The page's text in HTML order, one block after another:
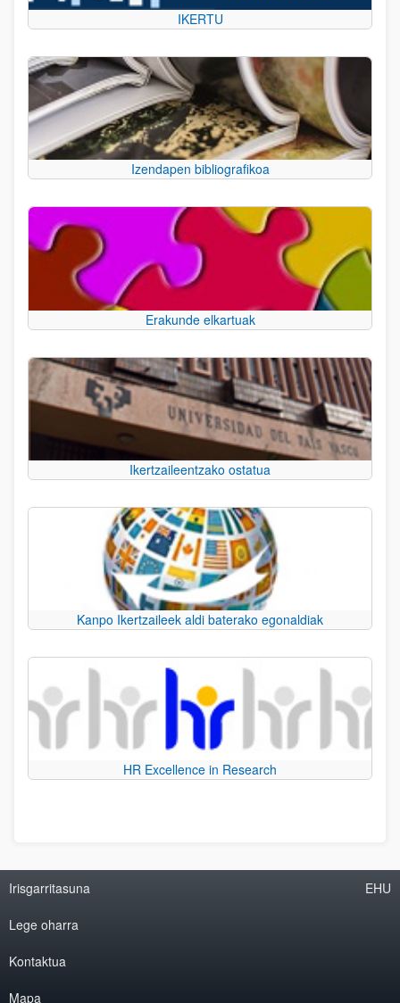
IKERTU
Izendapen bibliografikoa
Erakunde elkartuak
Ikertzaileentzako ostatua
Kanpo Ikertzaileek aldi baterako egonaldiak
HR Excellence in Research
Irisgarritasuna
Lege oharra
Kontaktua
Mapa
EHU